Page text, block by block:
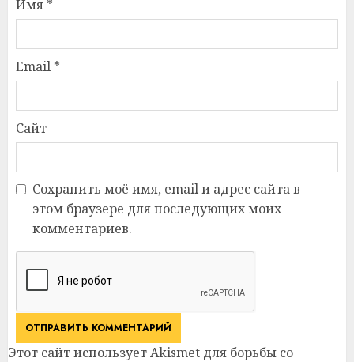
Имя *
Email *
Сайт
Сохранить моё имя, email и адрес сайта в
этом браузере для последующих моих
комментариев.
Этот сайт использует Akismet для борьбы со